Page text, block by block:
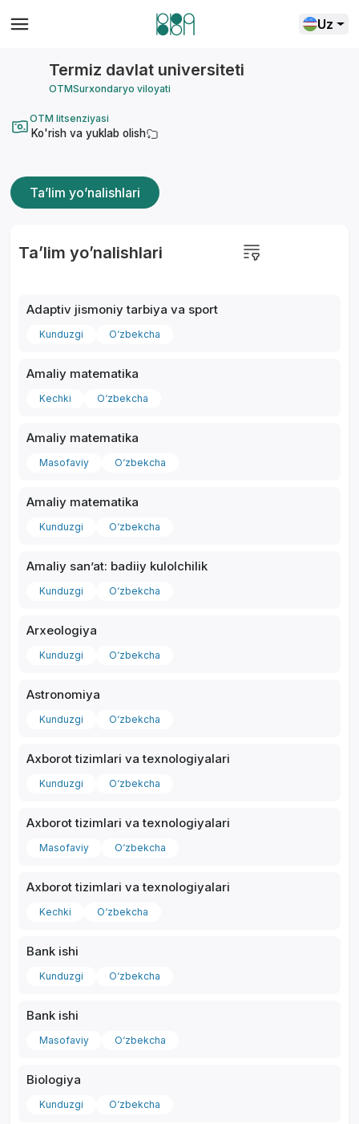
Uz
Termiz davlat universiteti
OTMSurxondaryo viloyati
OTM litsenziyasi
Ko'rish va yuklab olish
Ta’lim yo’nalishlari
Ta’lim yo’nalishlari
Adaptiv jismoniy tarbiya va sport
Kunduzgi O‘zbekcha
Amaliy matematika
Kechki O‘zbekcha
Amaliy matematika
Masofaviy O‘zbekcha
Amaliy matematika
Kunduzgi O‘zbekcha
Amaliy sanʼat: badiiy kulolchilik
Kunduzgi O‘zbekcha
Arxeologiya
Kunduzgi O‘zbekcha
Astronomiya
Kunduzgi O‘zbekcha
Axborot tizimlari va texnologiyalari
Kunduzgi O‘zbekcha
Axborot tizimlari va texnologiyalari
Masofaviy O‘zbekcha
Axborot tizimlari va texnologiyalari
Kechki O‘zbekcha
Bank ishi
Kunduzgi O‘zbekcha
Bank ishi
Masofaviy O‘zbekcha
Biologiya
Kunduzgi O‘zbekcha